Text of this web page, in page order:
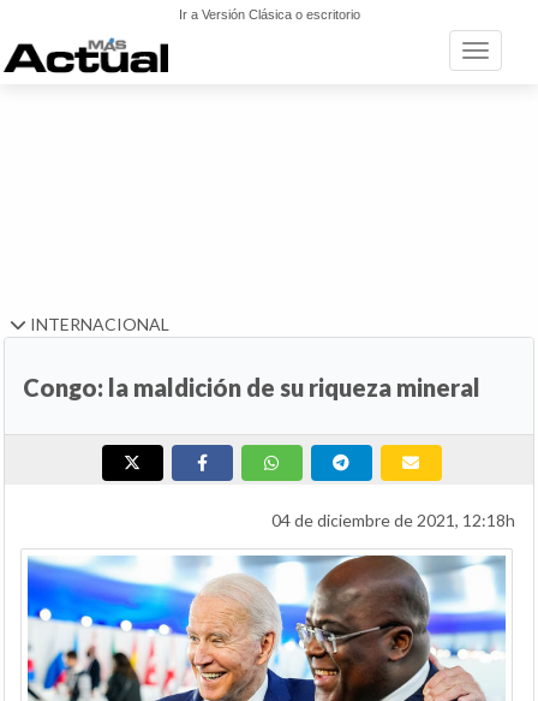
Ir a Versión Clásica o escritorio
Toggle
INTERNACIONAL
Congo: la maldición de su riqueza mineral
04 de diciembre de 2021, 12:18h